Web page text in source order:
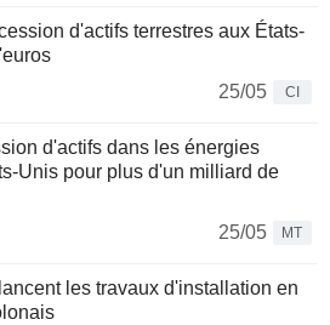
d'actifs terrestres aux États-
25/05
CI
d'actifs dans les énergies
Unis pour plus d'un milliard de
25/05
MT
les travaux d'installation en